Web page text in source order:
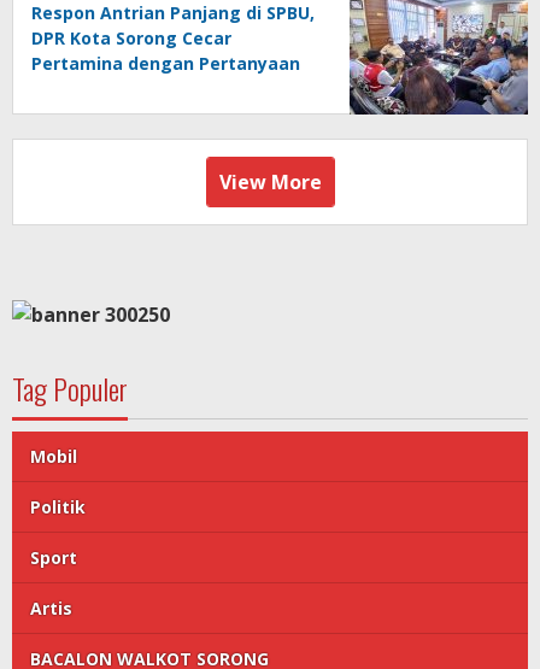
Respon Antrian Panjang di SPBU,
DPR Kota Sorong Cecar
Pertamina dengan Pertanyaan
View More
Tag Populer
Mobil
Politik
Sport
Artis
BACALON WALKOT SORONG